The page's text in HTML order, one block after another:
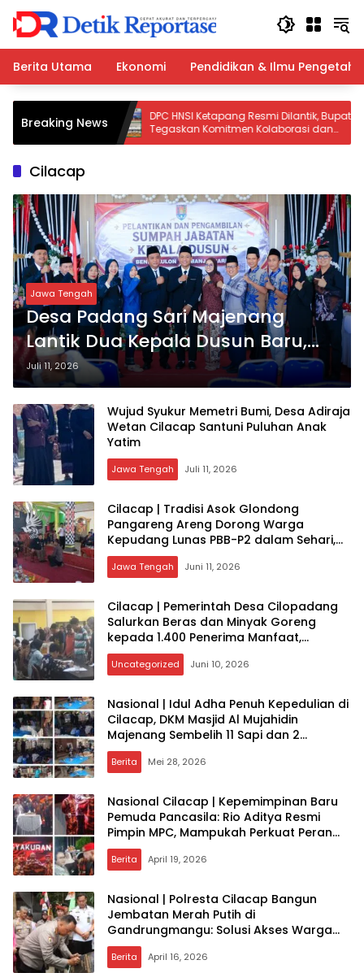
Langsung
konten
Berita Utama
Ekonomi Pendidikan & Ilmu
Breaking News DPC HNSI Ketapang Resmi Dilantik, Bupati
Tegaskan Komitmen Kolaborasi dan
Fasilitasi Aspirasi Nelayan
Cilacap
Jawa Tengah
Desa Padang Sari Majenang
Lantik Dua Kepala Dusun Baru,
Kades Mah Ruri Tekankan
Integritas dan Pengabdian
Juli 11, 2026
Wujud Syukur Memetri Bumi, Desa Adiraja
Wetan Cilacap Santuni Puluhan Anak
Yatim
Jawa Tengah Juli 11, 2026
Cilacap | Tradisi Asok Glondong
Pangareng Areng Dorong Warga
Kepudang Lunas PBB-P2 dalam Sehari,
Budaya Jadi Penggerak Kepatuhan
Pajak
Jawa Tengah Juni 11, 2026
Cilacap | Pemerintah Desa Cilopadang
Salurkan Beras dan Minyak Goreng
kepada 1.400 Penerima Manfaat,
Bagaimana Respons Warga?
Uncategorized Juni 10, 2026
Nasional | Idul Adha Penuh Kepedulian di
Cilacap, DKM Masjid Al Mujahidin
Majenang Sembelih 11 Sapi dan 2
Kambing untuk 1.000 Warga
Berita Mei 28, 2026
Nasional Cilacap | Kepemimpinan Baru
Pemuda Pancasila: Rio Aditya Resmi
Pimpin MPC, Mampukah Perkuat Peran
Sosial?
Berita April 19, 2026
Nasional | Polresta Cilacap Bangun
Jembatan Merah Putih di
Gandrungmangu: Solusi Akses Warga
atau Model Kepedulian Polri di Daerah?
Berita April 16, 2026